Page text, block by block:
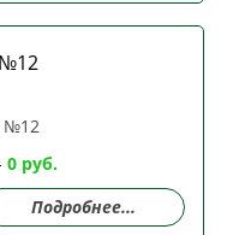
0 руб.
Подробнее...